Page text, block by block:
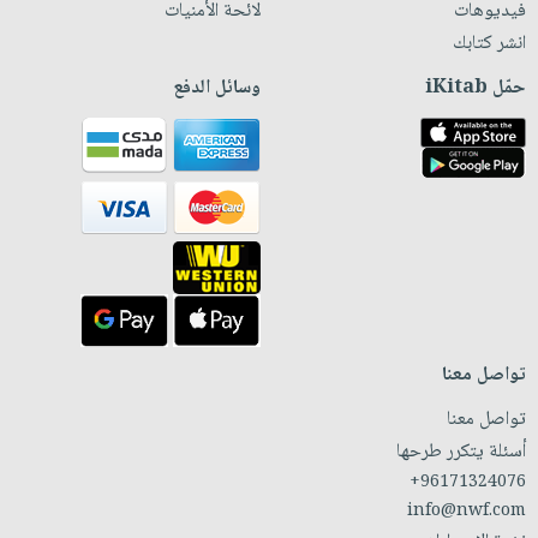
فيديوهات
انشر كتابك
لائحة الأمنيات
حمّل iKitab وسائل الدفع
تواصل معنا
تواصل معنا
أسئلة يتكرر طرحها
+96171324076
info@nwf.com